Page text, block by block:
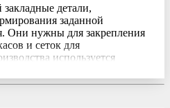
детали,
заданной
Они нужны для закрепления
и сеток для
используется
к окислению и
температур.